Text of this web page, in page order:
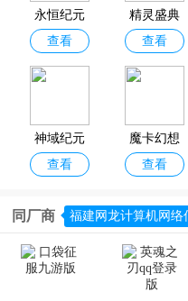
综合整理制作而成的榜单，仅
版、魔卡幻想、神域纪元、奇
大陆、永恒纪元、精灵盛典黎明
者，这里定能找到满足你幻想
永恒纪元
手游官方
版
查看
精灵盛典
黎明
查看
神域纪元
查看
魔卡幻想
查看
奇迹之剑
魔域口袋
版官方正
查看
同厂商 福建网龙计算机网络